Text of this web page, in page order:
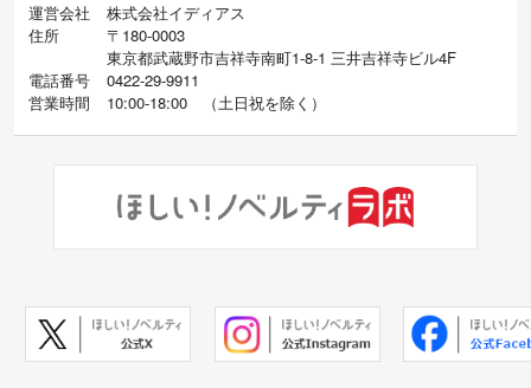
運営会社
株式会社イディアス
住所
〒180-0003
東京都武蔵野市吉祥寺南町1-8-1 三井吉祥寺ビル4F
電話番号
0422-29-9911
営業時間
10:00-18:00 （土日祝を除く）